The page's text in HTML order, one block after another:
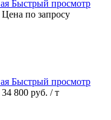
Быстрый просмотр
Цена по запросу
Быстрый просмотр
34 800 руб. / т